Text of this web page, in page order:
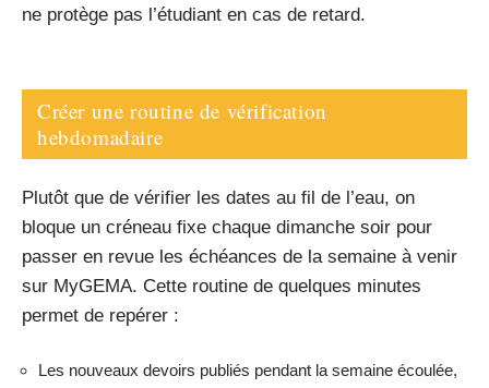
ne protège pas l’étudiant en cas de retard.
Créer une routine de vérification
hebdomadaire
Plutôt que de vérifier les dates au fil de l’eau, on
bloque un créneau fixe chaque dimanche soir pour
passer en revue les échéances de la semaine à venir
sur MyGEMA. Cette routine de quelques minutes
permet de repérer :
Les nouveaux devoirs publiés pendant la semaine écoulée,